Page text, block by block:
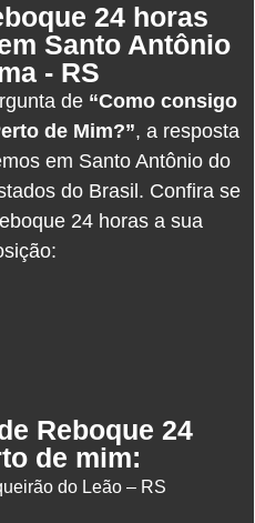
24 horas
Santo Antônio
- RS
de “Como consigo
de Mim?”, a resposta
em Santo Antônio do
do Brasil. Confira se
24 horas a sua
Reboque 24
de mim:
do Leão – RS